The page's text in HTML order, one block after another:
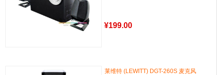
¥199.00
莱维特 (LEWITT) DGT-260S 麦克风